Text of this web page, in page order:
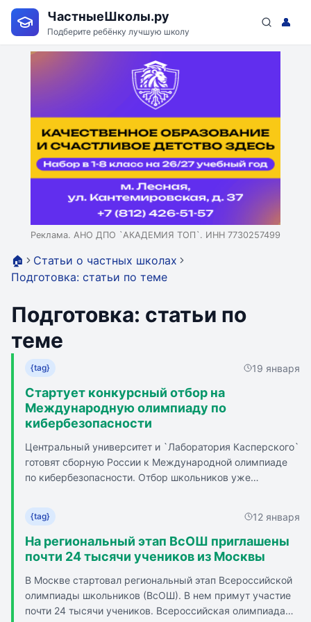
ЧастныеШколы.ру
Подберите ребёнку лучшую школу
👤
Реклама. АНО ДПО `АКАДЕМИЯ ТОП`. ИНН 7730257499
🏠
Статьи о частных школах
Подготовка: статьи по теме
Подготовка: статьи по
теме
{tag} 19 января
Стартует конкурсный отбор на
Международную олимпиаду по
кибербезопасности
Центральный университет и `Лаборатория Касперского`
готовят сборную России к Международной олимпиаде
по кибербезопасности. Отбор школьников уже
июня по 2 июля 2026 года. На предыдущей Олимпиаде в
2025 году сборная России завоевала больше всех
медалей. Тренер команд Центрального университета
Максим Смирнов будет разрабатывать формат
отборочном этапе приглашаются российские школьники
от 14 лет с хорошим уровнем знаний в области
информационной безопасности. Преимуществом будет
{tag} 12 января
На региональный этап ВсОШ приглашены
почти 24 тысячи учеников из Москвы
В Москве стартовал региональный этап Всероссийской
олимпиады школьников (ВсОШ). В нем примут участие
почти 24 тысячи учеников. Всероссийская олимпиада